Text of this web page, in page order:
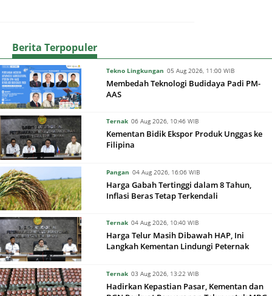
Berita Terpopuler
Tekno Lingkungan 05 Aug 2026, 11:00 WIB
Membedah Teknologi Budidaya Padi PM-
AAS
Ternak 06 Aug 2026, 10:46 WIB
Kementan Bidik Ekspor Produk Unggas ke
Filipina
Pangan 04 Aug 2026, 16:06 WIB
Harga Gabah Tertinggi dalam 8 Tahun,
Inflasi Beras Tetap Terkendali
Ternak 04 Aug 2026, 10:40 WIB
Harga Telur Masih Dibawah HAP, Ini
Langkah Kementan Lindungi Peternak
Ternak 03 Aug 2026, 13:22 WIB
Hadirkan Kepastian Pasar, Kementan dan